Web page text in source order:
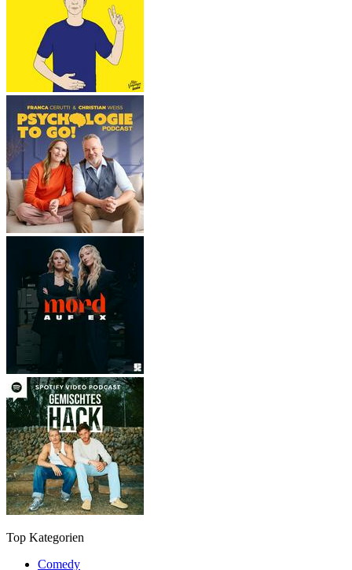
Top Kategorien
Comedy